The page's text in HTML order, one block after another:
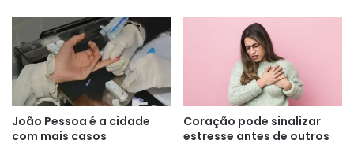
João Pessoa é a cidade
com mais casos
Coração pode sinalizar
estresse antes de outros